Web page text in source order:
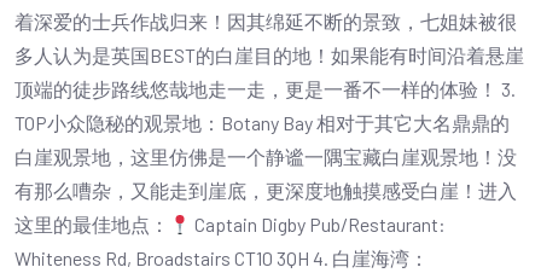
着深爱的士兵作战归来！因其绵延不断的景致，七姐妹被很
多人认为是英国BEST的白崖目的地！如果能有时间沿着悬崖
顶端的徒步路线悠哉地走一走，更是一番不一样的体验！ 3.
TOP小众隐秘的观景地：Botany Bay 相对于其它大名鼎鼎的
白崖观景地，这里仿佛是一个静谧一隅宝藏白崖观景地！没
有那么嘈杂，又能走到崖底，更深度地触摸感受白崖！进入
这里的最佳地点：
Captain Digby Pub/Restaurant:
Whiteness Rd, Broadstairs CT10 3QH 4. 白崖海湾：